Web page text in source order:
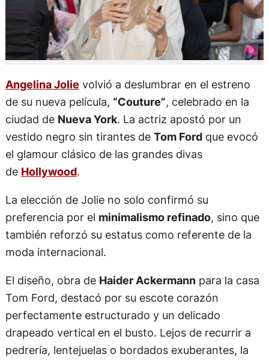
Angelina Jolie volvió a deslumbrar en el estreno
de su nueva película, “Couture”, celebrado en la
ciudad de Nueva York. La actriz apostó por un
vestido negro sin tirantes de Tom Fordque evocó
el glamour clásico de las grandes divas
de Hollywood.
La elección de Jolie no solo confirmó su
preferencia por el minimalismo refinado, sino que
también reforzó su estatus como referente de la
moda internacional.
El diseño, obra de Haider Ackermannpara la casa
Tom Ford, destacó por su escote corazón
perfectamente estructurado y un delicado
drapeado vertical en el busto. Lejos de recurrir a
pedrería, lentejuelas o bordados exuberantes, la